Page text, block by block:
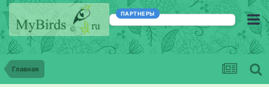
ПАРТНЕРЫ
Главная